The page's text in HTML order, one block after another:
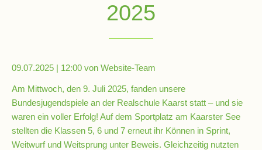
Kollegium
Schulsozialarbeit
2025
09.07.2025 | 12:00 von Website-Team
Am Mittwoch, den 9. Juli 2025, fanden unsere
Bundesjugendspiele an der Realschule Kaarst statt – und sie
waren ein voller Erfolg! Auf dem Sportplatz am Kaarster See
stellten die Klassen 5, 6 und 7 erneut ihr Können in Sprint,
Weitwurf und Weitsprung unter Beweis. Gleichzeitig nutzten